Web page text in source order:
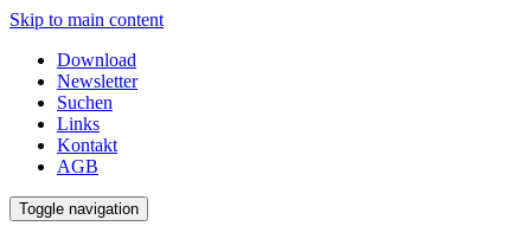
Skip to main content
Download
Newsletter
Suchen
Links
Kontakt
AGB
Toggle navigation